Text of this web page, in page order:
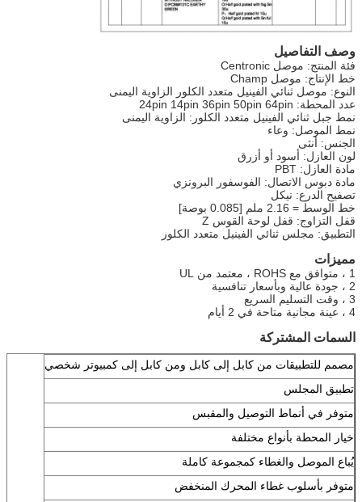
وصف التفاصيل
فئة المنتج: موصل Centronic
خط الإنتاج: موصل Champ
النوع: موصل ثنائي الفينيل متعدد الكلور الزاوية اليمنى
عدد المحطة: 24pin 14pin 36pin 50pin 64pin
نمط جبل ثنائي الفينيل متعدد الكلور: الزاوية اليمنى
نمط الموصل: وعاء
الجنس: أنثى
لون العازل: أسود أو أزرق
مادة العازل: PBT
مادة دبوس الاتصال: الفوسفور البرونزي
تصفيح الدرع: نيكل
خط الوسط = 2.16 ملم [0.085 بوصة]
قفل التزاوج: قفل لوحة القوس Z
التطبيق: مجلس ثنائي الفينيل متعدد الكلور
مميزات
1 ، متوافق مع ROHS ، معتمد من UL
2 ، جودة عالية وبأسعار تنافسية
3 ، وقت التسليم السريع
4 ، عينة مجانية متاحة في 2 أيام
السمات المشتركة
مصمم للتطبيقات من كابل إلى كابل ومن كابل إلى كمبيوتر شخصي
تطبيق المجلس
متوفر في أنماط التوصيل والمقبس
خيار المحطة بأنواع مختلفة
يُباع الموصل والغطاء كمجموعة كاملة
متوفر بأسلوب غطاء المحرك المنخفض